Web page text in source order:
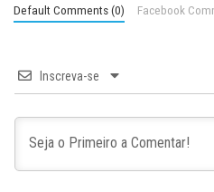
Default Comments (0) Facebook
Inscreva-se